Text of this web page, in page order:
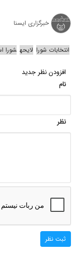
خبرگزاری ایسنا
انتخابات شورا لایحه شورا
افزودن نظر جدید
نام
نظر
ثبت نظر